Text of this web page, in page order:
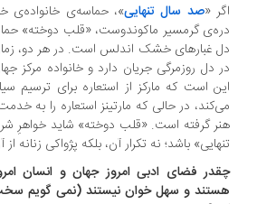
صد سال تنهایی »، حماسه‌ی خانواده‌ی خوزه
گرمسیر ماکوندوست، «قلب دوخته» حماسه‌ی
غبارهای خشک اندلس است. در هر دو، زمان
دل روزمرگی جریان دارد و خانواده مرکز جهان
است که مارکز از استعاره برای ترسیم سیاست و
در حالی که مارتینز استعاره را به خدمت
گرفته است. «قلب دوخته» شاید خواهرِ شرقی و
باشد؛ نه تکرار آن، بلکه پژواکی زنانه از آن.
فضای ادبی امروز جهان و انسان امروز از
و سهل خوان نیستند (نمی گویم سخت